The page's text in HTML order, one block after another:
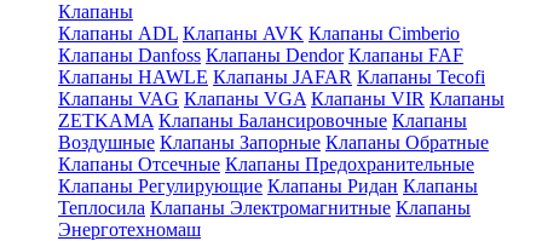
Клапаны
Клапаны ADL Клапаны AVK Клапаны Cimberio
Клапаны Danfoss Клапаны Dendor Клапаны FAF
Клапаны HAWLE Клапаны JAFAR Клапаны Tecofi
Клапаны VAG Клапаны VGA Клапаны VIR Клапаны
ZETKAMA Клапаны Балансировочные Клапаны
Воздушные Клапаны Запорные Клапаны Обратные
Клапаны Отсечные Клапаны Предохранительные
Клапаны Регулирующие Клапаны Ридан Клапаны
Теплосила Клапаны Электромагнитные Клапаны
Энерготехномаш